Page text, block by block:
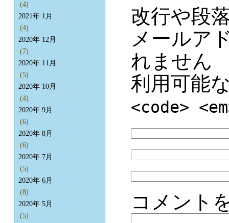
改行や段
メールア
れません
利用可能
<code>
コメント
(4)
2021年 1月
(4)
2020年 12月
(7)
2020年 11月
(5)
2020年 10月
(4)
2020年 9月
(6)
2020年 8月
(6)
2020年 7月
(5)
2020年 6月
(8)
2020年 5月
(5)